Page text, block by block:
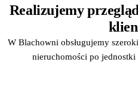
Realizujemy
W Blachowni obsługujemy
nieruchomości po